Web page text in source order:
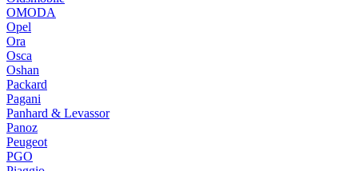
OMODA
Opel
Ora
Osca
Oshan
Packard
Pagani
Panhard & Levassor
Panoz
Peugeot
PGO